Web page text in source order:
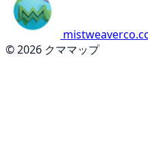
© 2026 クママップ